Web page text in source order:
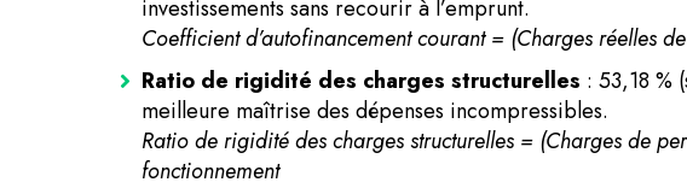
investissements sans recourir à l’emprunt.
Coefficient d’autofinancement courant = (Charges réelles
Ratio de rigidité des charges structurelles : 53,18 %
meilleure maîtrise des dépenses incompressibles.
Ratio de rigidité des charges structurelles = (Charges de
fonctionnement